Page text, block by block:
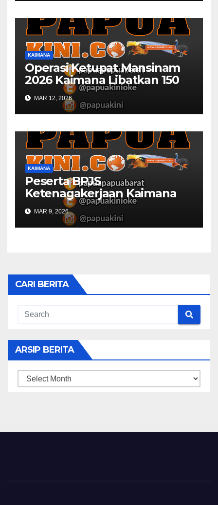
KAIMANA
Operasi Ketupat Mansinam
2026 Kaimana Libatkan 150
Personil Gabungan
MAR 12, 2026
KAIMANA
Peserta BPJS
Ketenagakerjaan Kaimana
Berkurang 53 Persen di 2026
MAR 9, 2026
CARI BERITA
ARSIP BERITA
ARSIP